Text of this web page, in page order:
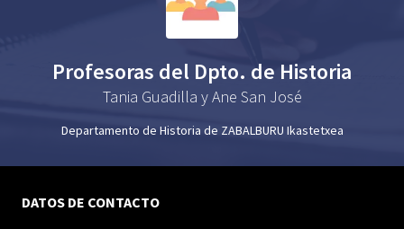
Profesoras del Dpto. de Historia
Tania Guadilla y Ane San José
Departamento de Historia de ZABALBURU Ikastetxea
DATOS DE CONTACTO